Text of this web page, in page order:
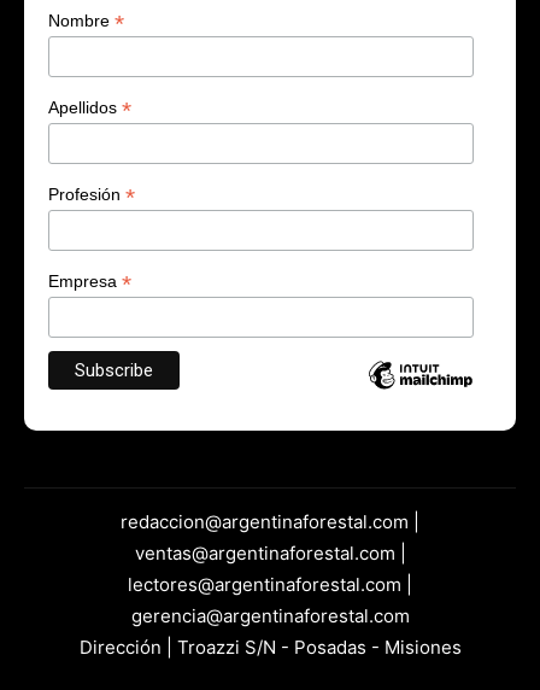
Nombre *
Apellidos *
Profesión *
Empresa *
redaccion@argentinaforestal.com |
ventas@argentinaforestal.com |
lectores@argentinaforestal.com |
gerencia@argentinaforestal.com
Dirección | Troazzi S/N - Posadas - Misiones